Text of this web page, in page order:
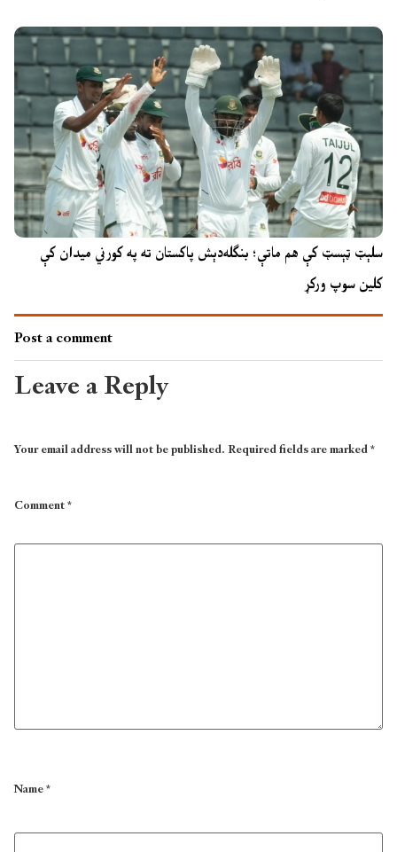
سلېټ ټېسټ کې هم ماتې؛ بنګله‌دېش پاکستان ته په کورني میدان کې
کلین سوپ ورکړ
Post a comment
Leave a Reply
Your email address will not be published.Required fields are marked*
Comment*
Name*